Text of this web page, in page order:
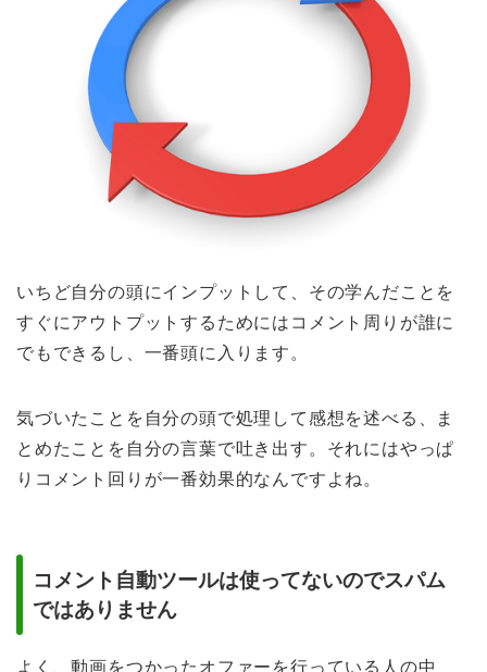
いちど自分の頭にインプットして、その学んだことを
すぐにアウトプットするためにはコメント周りが誰に
でもできるし、一番頭に入ります。
気づいたことを自分の頭で処理して感想を述べる、ま
とめたことを自分の言葉で吐き出す。それにはやっぱ
りコメント回りが一番効果的なんですよね。
コメント自動ツールは使ってないのでスパム
ではありません
よく、動画をつかったオファーを行っている人の中